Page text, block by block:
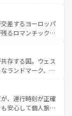
スペインはその個
る。 なお、新着のスペイン情報は コ
宮殿、歴史的な大
が、訪れる者を心
国としても知ら
、プロヴァンスの
み方が可能だ。さ
おり、どの街角に
なる文化を体験で
情報はコンテンツ一覧
差するヨーロッパ
るロマンチック街
ることがない。ベ
ルプスの絶景、そ
景は必見。ビール
新着の
ほしい。
存する国。ウェス
ランドマーク、歴
雅なアフタヌーン
パブ、サッカー観
富。イギリスを旅
、運行時刻が正確
安心して個人旅行